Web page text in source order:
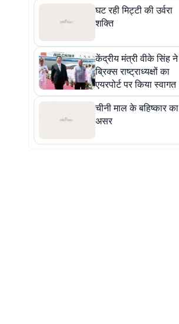
घट रही मिट्टी की उर्वरा
शक्ति
केंद्रीय मंत्री वीके सिंह ने
ब्रिक्‍स राष्‍ट्राध्‍यक्षों का
एयरपोर्ट पर किया स्‍वागत
चीनी माल के बहिष्कार का
असर